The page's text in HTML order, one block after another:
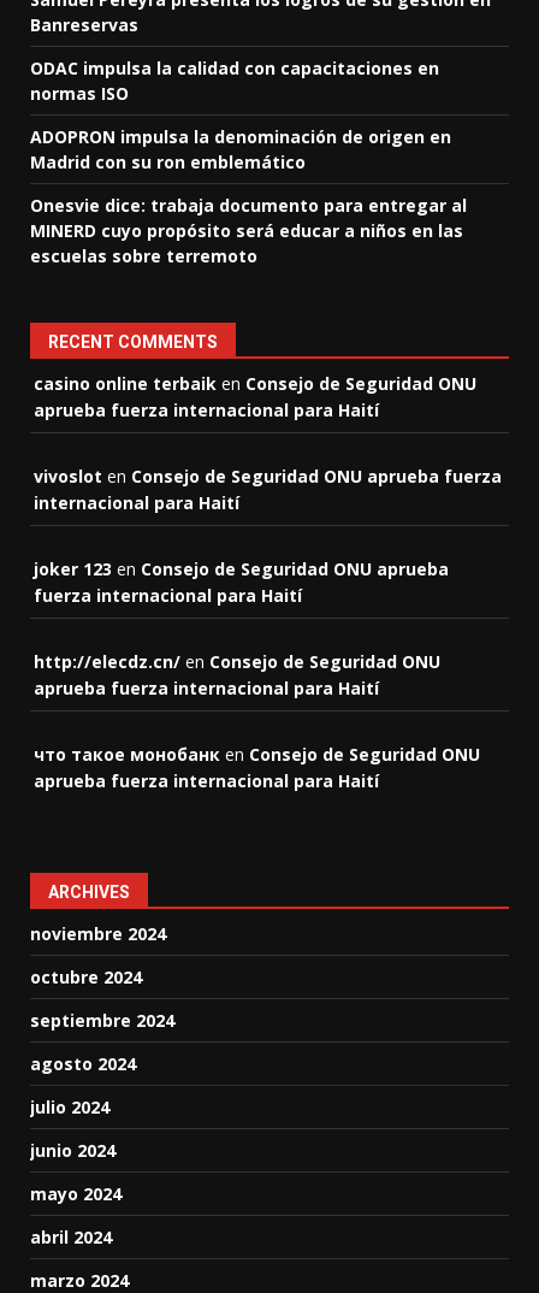
Banreservas
ODAC impulsa la calidad con capacitaciones en
normas ISO
ADOPRON impulsa la denominación de origen en
Madrid con su ron emblemático
Onesvie dice: trabaja documento para entregar al
MINERD cuyo propósito será educar a niños en las
escuelas sobre terremoto
RECENT COMMENTS
casino online terbaik en Consejo de Seguridad ONU
aprueba fuerza internacional para Haití
vivoslot en Consejo de Seguridad ONU aprueba fuerza
internacional para Haití
joker 123 en Consejo de Seguridad ONU aprueba
fuerza internacional para Haití
http://elecdz.cn/ en Consejo de Seguridad ONU
aprueba fuerza internacional para Haití
что такое монобанк en Consejo de Seguridad ONU
aprueba fuerza internacional para Haití
ARCHIVES
noviembre 2024
octubre 2024
septiembre 2024
agosto 2024
julio 2024
junio 2024
mayo 2024
abril 2024
marzo 2024